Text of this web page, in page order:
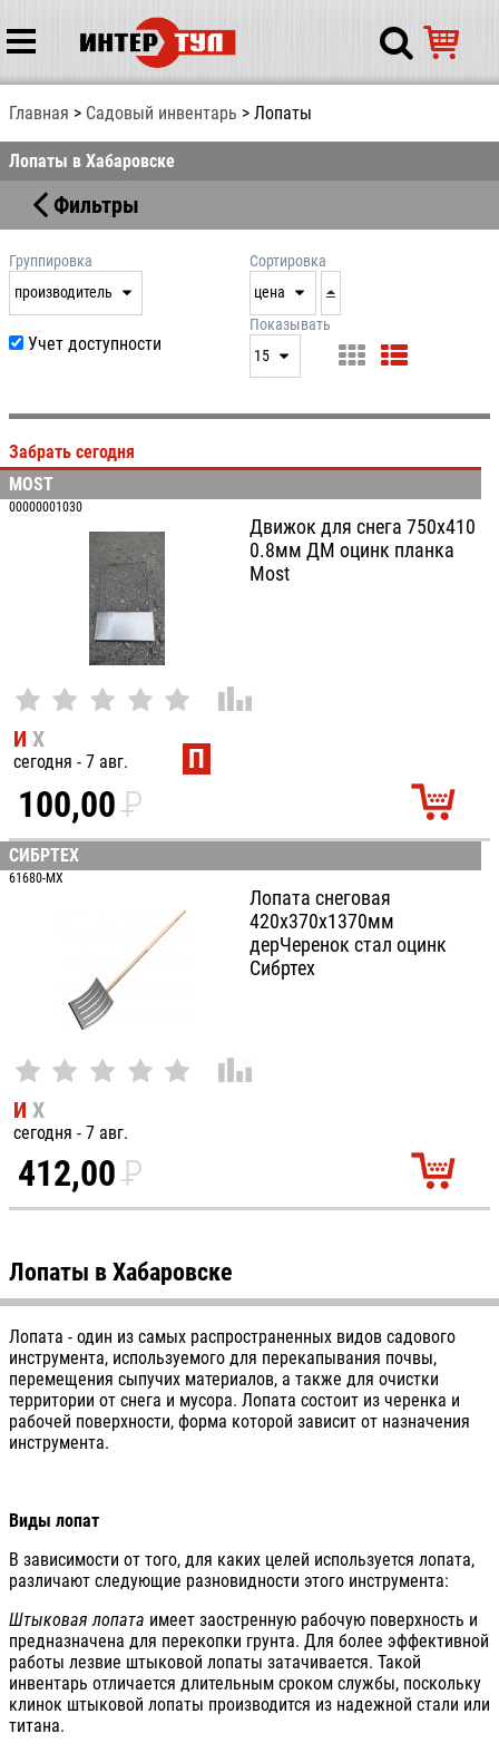
Главная Садовый инвентарь Лопаты
Лопаты в Хабаровске
Фильтры
Группировка
производитель
производитель
Сортировка
цена
дата
цена
артикул
Учет доступности
Показывать
15
25
Забрать сегодня
MOST
00000001030
Движок для снега 750х410
0.8мм ДМ оцинк планка
Most
И Х
сегодня - 7 авг. П
100,00P
УБ.
СИБРТЕХ
61680-MX
Лопата снеговая
420х370х1370мм
дерЧеренок стал оцинк
Сибртех
И Х
сегодня - 7 авг.
412,00P
УБ.
Лопаты в Хабаровске
Лопата - один из самых распространенных видов садового
инструмента, используемого для перекапывания почвы,
перемещения сыпучих материалов, а также для очистки
территории от снега и мусора. Лопата состоит из черенка и
рабочей поверхности, форма которой зависит от назначения
инструмента.
Виды лопат
В зависимости от того, для каких целей используется лопата,
различают следующие разновидности этого инструмента:
Штыковая лопата имеет заостренную рабочую поверхность и
предназначена для перекопки грунта. Для более эффективной
работы лезвие штыковой лопаты затачивается. Такой
инвентарь отличается длительным сроком службы, поскольку
клинок штыковой лопаты производится из надежной стали или
титана.